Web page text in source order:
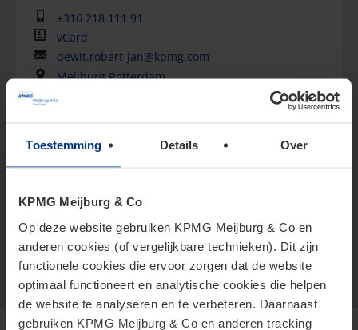
Toestemming Details Over
KPMG Meijburg & Co
Op deze website gebruiken KPMG Meijburg & Co en
anderen cookies (of vergelijkbare technieken). Dit zijn
functionele cookies die ervoor zorgen dat de website
optimaal functioneert en analytische cookies die helpen
de website te analyseren en te verbeteren. Daarnaast
gebruiken KPMG Meijburg & Co en anderen tracking
+316 218 111 91
vCard
dewit.robert-jan@kpmg.com
Meijburg Rotterdam
praktijk bij KPMG Meijburg & Co.
belastingadviseur. Als fiscaal directeur beheert hij
samen met zijn ...
Meer weergeven